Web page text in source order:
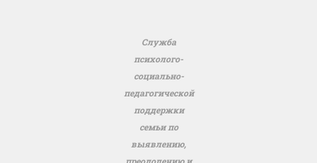
Служба
психолого-
социально-
педагогической
поддержки
семьи по
выявлению,